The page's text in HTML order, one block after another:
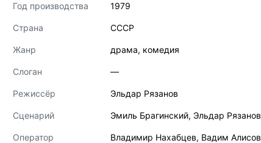
Год производства 1979
Страна СССР
Жанр драма, комедия
Слоган —
Режиссёр Эльдар Рязанов
Сценарий Эмиль Брагинский, Эльдар Рязанов
Оператор Владимир Нахабцев, Вадим Алисов